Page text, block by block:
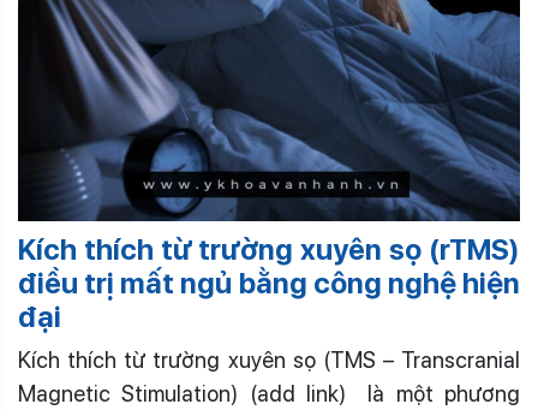
Kích thích từ trường xuyên sọ (rTMS)
điều trị mất ngủ bằng công nghệ hiện
đại
Kích thích từ trường xuyên sọ (TMS – Transcranial
Magnetic Stimulation) (add link) là một phương